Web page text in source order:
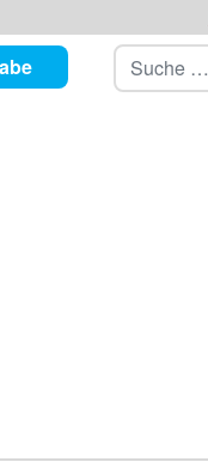
Suchen